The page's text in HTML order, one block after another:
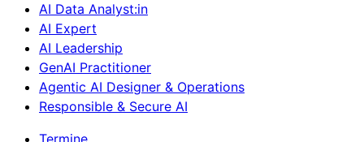
AI Data Analyst:in
AI Expert
AI Leadership
GenAI Practitioner
Agentic AI Designer & Operations
Responsible & Secure AI